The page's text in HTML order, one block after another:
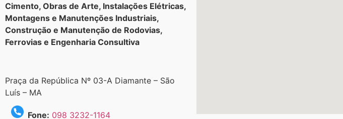
Cimento, Obras de Arte, Instalações Elétricas,
Montagens e Manutenções Industriais,
Construção e Manutenção de Rodovias,
Ferrovias e Engenharia Consultiva
Praça da República Nº 03-A Diamante – São
Luís – MA
Fone: 098 3232-1164